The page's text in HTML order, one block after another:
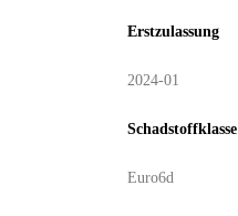
Erstzulassung
2024-01
Schadstoffklasse
Euro6d